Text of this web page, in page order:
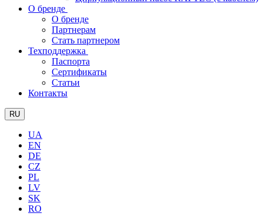
О бренде
О бренде
Партнерам
Стать партнером
Техподдержка
Паспорта
Сертификаты
Статьи
Контакты
RU
UA
EN
DE
CZ
PL
LV
SK
RO